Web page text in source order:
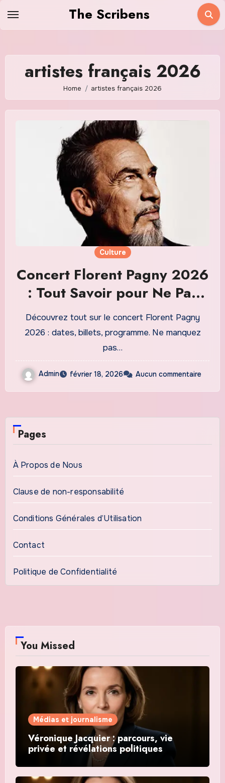
The Scribens
artistes français 2026
Home artistes français 2026
Culture
Concert Florent Pagny 2026
: Tout Savoir pour Ne Pas
Manquer cet Événement
Incontournable
Découvrez tout sur le concert Florent Pagny
2026 : dates, billets, programme. Ne manquez
pas…
Admin février 18, 2026 Aucun commentaire
Pages
À Propos de Nous
Clause de non-responsabilité
Conditions Générales d’Utilisation
Contact
Politique de Confidentialité
You Missed
Médias et journalisme
Véronique Jacquier : parcours, vie
privée et révélations politiques